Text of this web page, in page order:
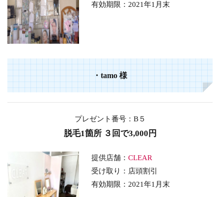
有効期限：2021年1月末
・tamo 様
プレゼント番号：B５
脱毛1箇所 ３回で3,000円
提供店舗：CLEAR
受け取り：店頭割引
有効期限：2021年1月末